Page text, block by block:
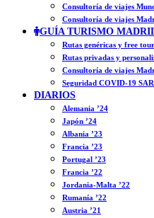
Consultoría de viajes
Consultoría de viajes
GUÍA TURISMO
Rutas genéricas y free
Rutas privadas y
Consultoría de viajes
Seguridad COVID-19
DIARIOS
Alemania ’24
Japón ’24
Albania ’23
Francia ’23
Portugal ’23
Francia ’22
Jordania-Malta ’22
Rumanía ’22
Austria ’21